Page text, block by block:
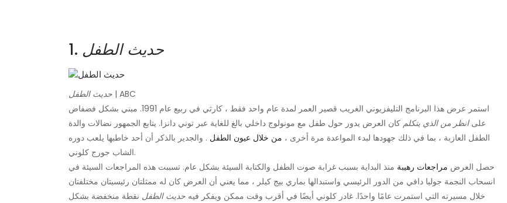
1. حديث الطفل
حديث الطفل | ABC
استمر عرض هذا البرنامج التليفزيوني الغريب قصير العمر لمدة عام واحد فقط ، كارثي في ​​ربيع عام 1991. مبني بشكل فضفاض
علىانظر من الذي يتكلم كان العرض يدور حول طفل مع مونولوج داخلي بالغ للغاية عبر توني دانزا. يتابع الجمهور نضالات والدة
الطفل العازبة ، بما في ذلك جهودها لبدء المواعدة مرة أخرى ، من خلال عيون الطفل . والجدير بالذكر أن أحد خاطبها يلعب دوره
الشاب جورج كلوني.
حصل العرض مراجعات رهيبة منذ البداية بسبب غرابة صوت الطفل والكتابة السيئة بشكل عام. تسببت هذه المراجعات السيئة في
انسحاب النجمة جوليا دافي من الدور الرئيسي واستبدالها بماري بيج كيلر ، مما يعني أن العرض كان له ممثلتان رئيسيتان مختلفتان
خلال مسيرته التي استمرت عامًا واحدًا. غادر كلوني أيضًا في أقرب وقت ممكن ويفكر فيه حديث الطفل نقطة منخفضة بشكل